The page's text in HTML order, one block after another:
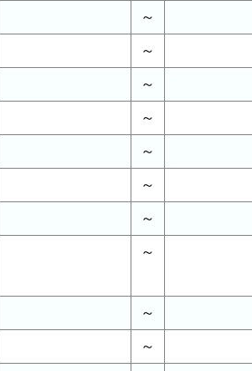
～
～
～
～
～
～
～
～
～
～